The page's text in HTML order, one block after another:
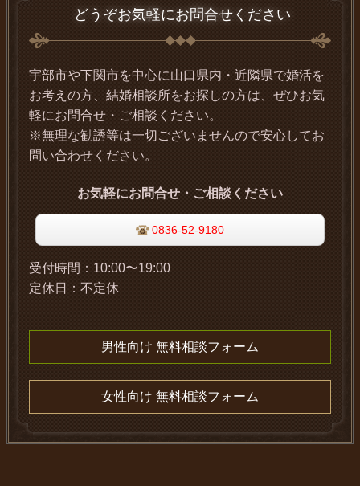
どうぞお気軽にお問合せください
宇部市や下関市を中心に山口県内・近隣県で婚活を
お考えの方、結婚相談所をお探しの方は、ぜひお気
軽にお問合せ・ご相談ください。
※無理な勧誘等は一切ございませんので安心してお
問い合わせください。
お気軽にお問合せ・ご相談ください
0836-52-9180
受付時間： 10:00〜19:00
定休日： 不定休
男性向け 無料相談フォーム
女性向け 無料相談フォーム